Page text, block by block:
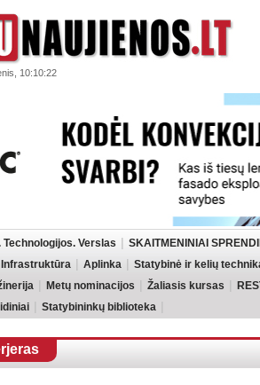
10:10:22
Technologijos. Verslas
SKAITMENINIAI
Infrastruktūra Aplinka
Statybinė ir kelių
Metų nominacijos Žaliasis kursas
Statybininkų biblioteka